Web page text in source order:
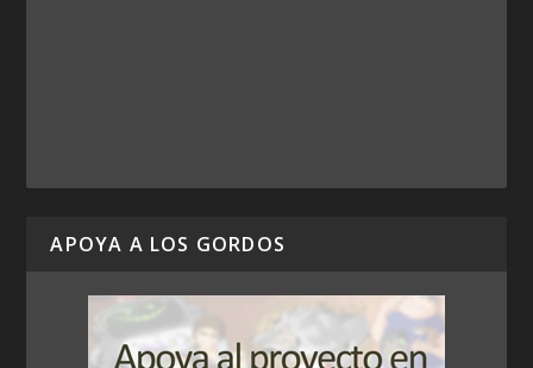
APOYA A LOS GORDOS